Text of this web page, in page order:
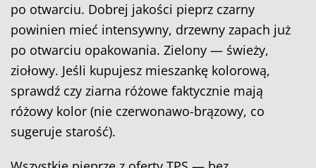
po otwarciu. Dobrej jakości pieprz czarny
powinien mieć intensywny, drzewny zapach już
po otwarciu opakowania. Zielony — świeży,
ziołowy. Jeśli kupujesz mieszankę kolorową,
sprawdź czy ziarna różowe faktycznie mają
różowy kolor (nie czerwonawo-brązowy, co
sugeruje starość).